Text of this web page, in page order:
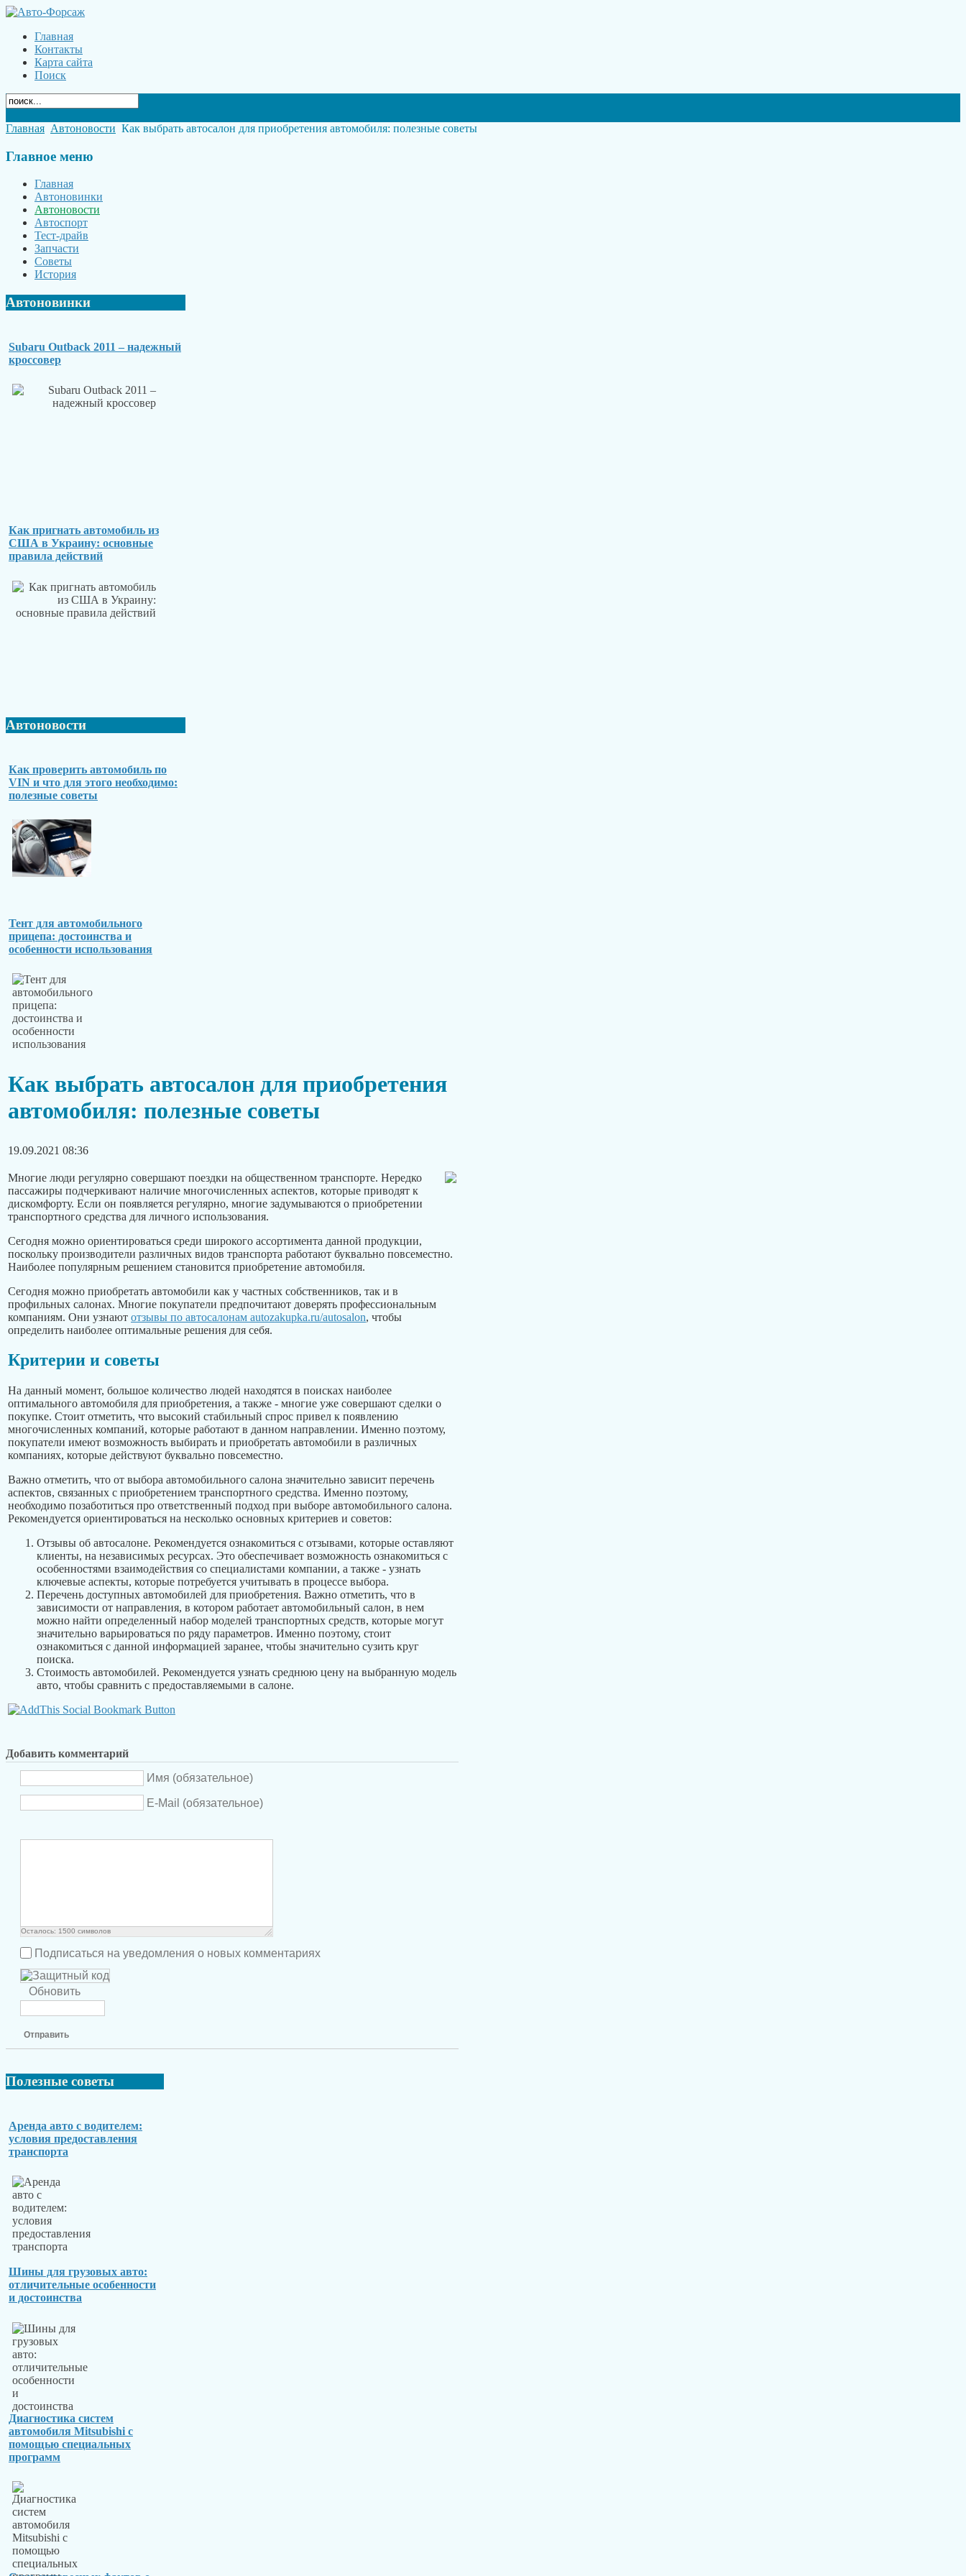
Главная
Контакты
Карта сайта
Поиск
Главная Автоновости Как выбрать автосалон для приобретения автомобиля: полезные советы
Главное меню
Главная
Автоновинки
Автоновости
Автоспорт
Тест-драйв
Запчасти
Советы
История
Автоновинки
Subaru Outback 2011 – надежный
кроссовер
Как пригнать автомобиль из
США в Украину: основные
правила действий
Автоновости
Как проверить автомобиль по
VIN и что для этого необходимо:
полезные советы
Тент для автомобильного
прицепа: достоинства и
особенности использования
Как выбрать автосалон для приобретения
автомобиля: полезные советы
19.09.2021 08:36
Многие люди регулярно совершают поездки на общественном транспорте. Нередко
пассажиры подчеркивают наличие многочисленных аспектов, которые приводят к
дискомфорту. Если он появляется регулярно, многие задумываются о приобретении
транспортного средства для личного использования.
Сегодня можно ориентироваться среди широкого ассортимента данной продукции,
поскольку производители различных видов транспорта работают буквально повсеместно.
Наиболее популярным решением становится приобретение автомобиля.
Сегодня можно приобретать автомобили как у частных собственников, так и в
профильных салонах. Многие покупатели предпочитают доверять профессиональным
компаниям. Они узнают отзывы по автосалонам autozakupka.ru/autosalon, чтобы
определить наиболее оптимальные решения для себя.
Критерии и советы
На данный момент, большое количество людей находятся в поисках наиболее
оптимального автомобиля для приобретения, а также - многие уже совершают сделки о
покупке. Стоит отметить, что высокий стабильный спрос привел к появлению
многочисленных компаний, которые работают в данном направлении. Именно поэтому,
покупатели имеют возможность выбирать и приобретать автомобили в различных
компаниях, которые действуют буквально повсеместно.
Важно отметить, что от выбора автомобильного салона значительно зависит перечень
аспектов, связанных с приобретением транспортного средства. Именно поэтому,
необходимо позаботиться про ответственный подход при выборе автомобильного салона.
Рекомендуется ориентироваться на несколько основных критериев и советов:
Отзывы об автосалоне. Рекомендуется ознакомиться с отзывами, которые оставляют
клиенты, на независимых ресурсах. Это обеспечивает возможность ознакомиться с
особенностями взаимодействия со специалистами компании, а также - узнать
ключевые аспекты, которые потребуется учитывать в процессе выбора.
Перечень доступных автомобилей для приобретения. Важно отметить, что в
зависимости от направления, в котором работает автомобильный салон, в нем
можно найти определенный набор моделей транспортных средств, которые могут
значительно варьироваться по ряду параметров. Именно поэтому, стоит
ознакомиться с данной информацией заранее, чтобы значительно сузить круг
поиска.
Стоимость автомобилей. Рекомендуется узнать среднюю цену на выбранную модель
авто, чтобы сравнить с предоставляемыми в салоне.
Добавить комментарий
Имя (обязательное)
E-Mail (обязательное)
Осталось: 1500 символов
Подписаться на уведомления о новых комментариях
Обновить
Отправить
Полезные советы
Аренда авто с водителем:
условия предоставления
транспорта
Шины для грузовых авто:
отличительные особенности
и достоинства
Диагностика систем
автомобиля Mitsubishi с
помощью специальных
программ